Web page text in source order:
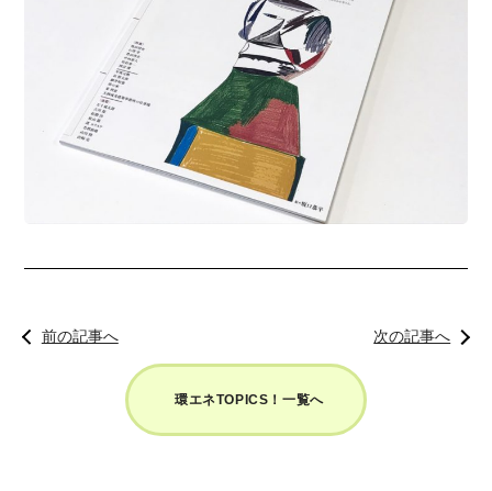
前の記事へ 次の記事へ
環エネTOPICS！一覧へ